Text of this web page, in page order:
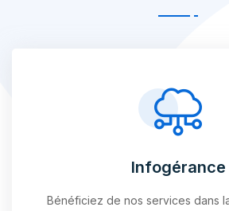
Infogérance
Bénéficiez de nos services dans